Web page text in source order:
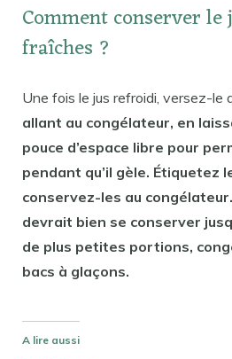
Comment conserver le
fraîches ?
Une fois le jus refroidi, versez-le
allant au congélateur, en
pouce d’espace libre pour
pendant qu’il gèle. Étiquetez
conservez-les au
devrait bien se conserver
de plus petites portions,
bacs à glaçons.
A lire aussi